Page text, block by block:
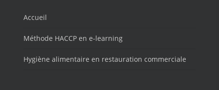
Accueil
Méthode HACCP en e-learning
Hygiène alimentaire en restauration commerciale